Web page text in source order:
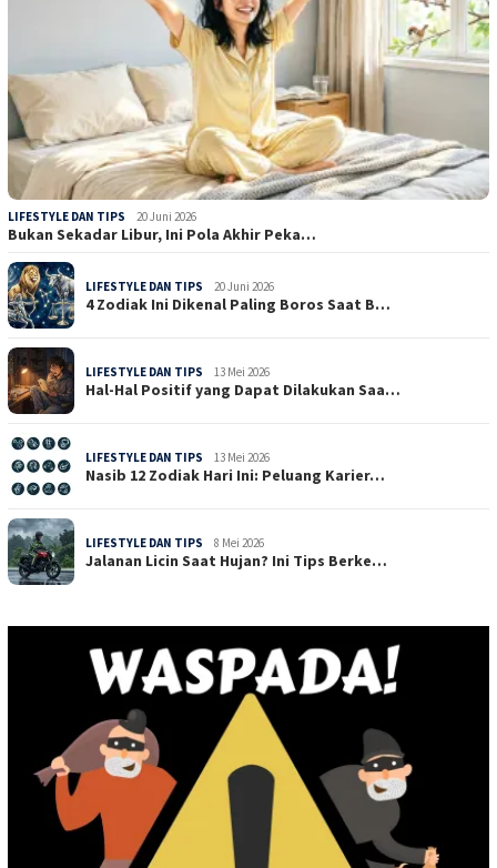
LIFESTYLE DAN TIPS 20 Juni 2026
Bukan Sekadar Libur, Ini Pola Akhir Peka…
LIFESTYLE DAN TIPS 20 Juni 2026
4 Zodiak Ini Dikenal Paling Boros Saat B…
LIFESTYLE DAN TIPS 13 Mei 2026
Hal-Hal Positif yang Dapat Dilakukan Saa…
LIFESTYLE DAN TIPS 13 Mei 2026
Nasib 12 Zodiak Hari Ini: Peluang Karier…
LIFESTYLE DAN TIPS 8 Mei 2026
Jalanan Licin Saat Hujan? Ini Tips Berke…